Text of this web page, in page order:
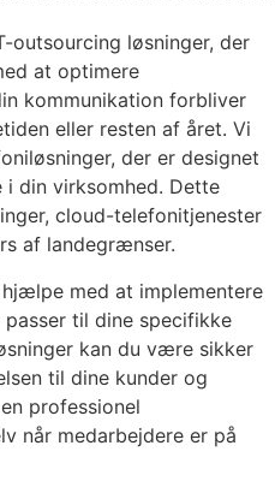
outsourcing løsninger, der
at optimere
kommunikation forbliver
eller resten af året. Vi
der er designet
din virksomhed. Dette
cloud-telefonitjenester
af landegrænser.
med at implementere
til dine specifikke
kan du være sikker
til dine kunder og
professionel
når medarbejdere er på